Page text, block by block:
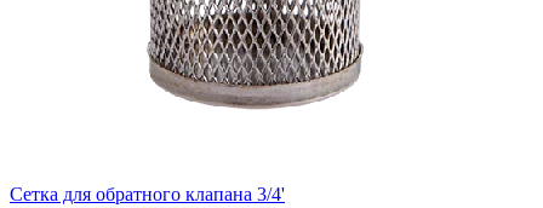
Сетка для обратного клапана 3/4'